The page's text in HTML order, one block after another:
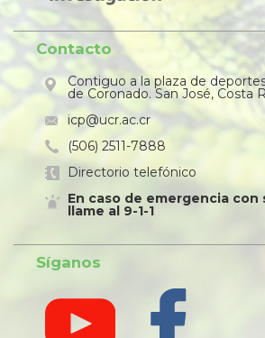
Contacto
Contiguo a la plaza de
de Coronado. San José, Costa
icp@ucr.ac.cr
(506) 2511-7888
Directorio telefónico
En caso de emergencia
llame al 9-1-1
Síganos